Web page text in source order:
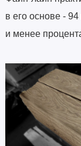
в его основе -
и менее